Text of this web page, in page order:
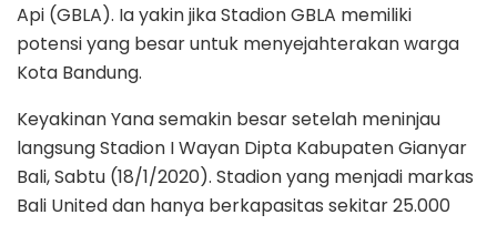
Api (GBLA). Ia yakin jika Stadion GBLA memiliki
potensi yang besar untuk menyejahterakan warga
Kota Bandung.
Keyakinan Yana semakin besar setelah meninjau
langsung Stadion I Wayan Dipta Kabupaten Gianyar
Bali, Sabtu (18/1/2020). Stadion yang menjadi markas
Bali United dan hanya berkapasitas sekitar 25.000